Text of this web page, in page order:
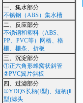
一、集水部分
不锈钢（ABS）集水槽
二、反应部分
不锈钢和塑料（ABS、
PP、PVC等）网格、格
栅、栅条、折板
三、沉淀部分
①正六角形蜂窝状斜管
②PVC翼片斜板
四、过滤部分
①YDQS长柄(Ⅰ型)、短柄(Ⅱ
型)滤头